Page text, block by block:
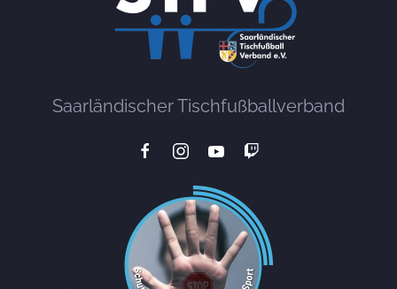
Saarländischer Tischfußballverband